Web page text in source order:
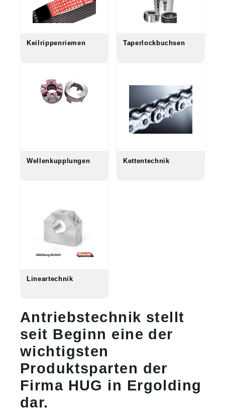
Keilrippenriemen Taperlockbuchsen
Wellenkupplungen Kettentechnik
Lineartechnik
Antriebstechnik stellt
seit Beginn eine der
wichtigsten
Produktsparten der
Firma HUG in Ergolding
dar.